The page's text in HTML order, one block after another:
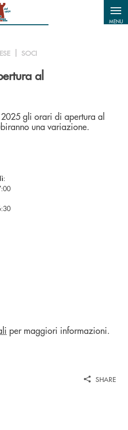
MENU
SOCI
al
gli orari di apertura al
una variazione.
:
- 17:00
per maggiori informazioni.
SHARE